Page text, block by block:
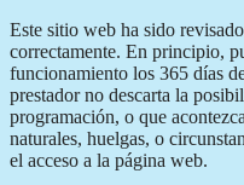
Este sitio web ha sido
correctamente. En principio,
funcionamiento los 365 días
prestador no descarta la
programación, o que
naturales, huelgas, o
el acceso a la página web.